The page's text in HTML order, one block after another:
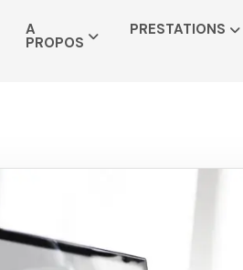
A
PROPOS
PRESTATIONS